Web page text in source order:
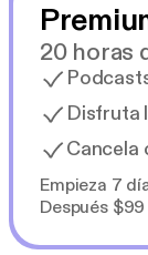
20 horas
Disfruta
Cancela
Empieza 7
Después